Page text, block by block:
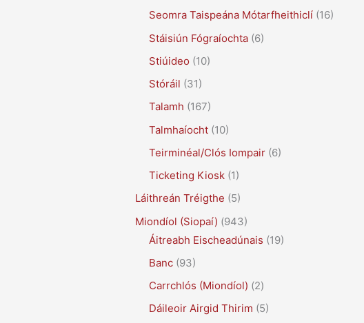
Seomra Taispeána Mótarfheithiclí (16)
Stáisiún Fógraíochta (6)
Stiúideo (10)
Stóráil (31)
Talamh (167)
Talmhaíocht (10)
Teirminéal/Clós Iompair (6)
Ticketing Kiosk (1)
Láithreán Tréigthe (5)
Miondíol (Siopaí) (943)
Áitreabh Eischeadúnais (19)
Banc (93)
Carrchlós (Miondíol) (2)
Dáileoir Airgid Thirim (5)